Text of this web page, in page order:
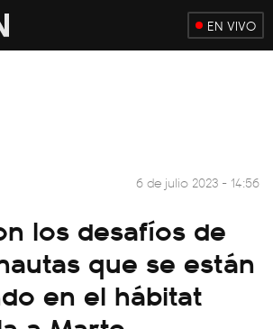
EN VIVO
6 de julio 2023 - 14:56
los desafíos de
que se están
en el hábitat